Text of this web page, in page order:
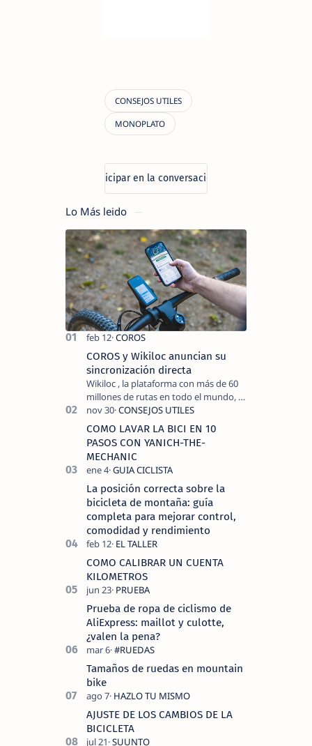
Lo Más leido
COROS y Wikiloc anuncian su
sincronización directa
Wikiloc , la plataforma con más de 60
millones de rutas en todo el mundo, y
COROS , marca de dispositivos GPS
reconocida mundialmente por su
tecnolo…
COMO LAVAR LA BICI EN 10
PASOS CON YANICH-THE-
MECHANIC
La posición correcta sobre la
bicicleta de montaña: guía
completa para mejorar control,
comodidad y rendimiento
COMO CALIBRAR UN CUENTA
KILOMETROS
Prueba de ropa de ciclismo de
AliExpress: maillot y culotte,
¿valen la pena?
Tamaños de ruedas en mountain
bike
AJUSTE DE LOS CAMBIOS DE LA
BICICLETA